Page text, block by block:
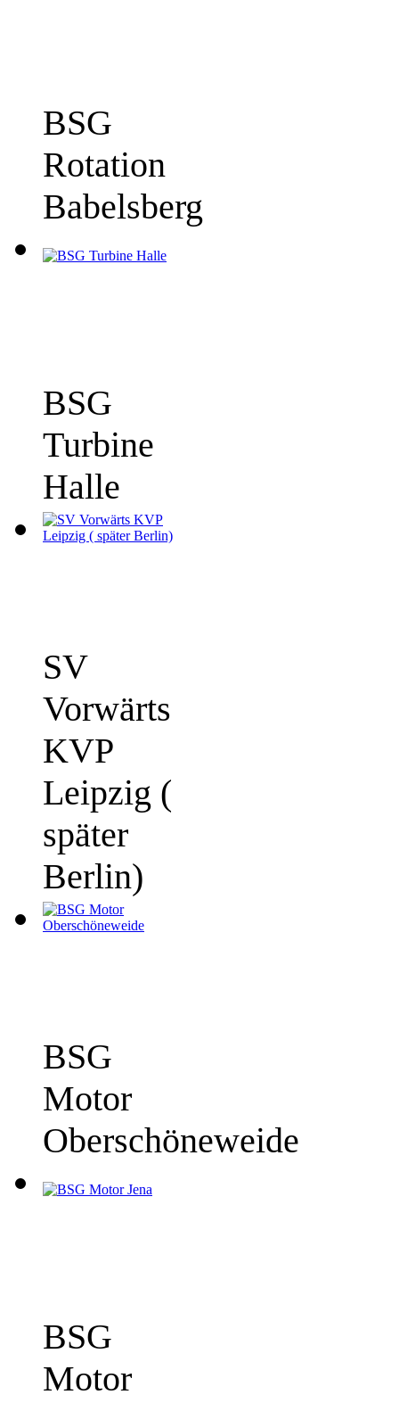
BSG
Rotation
Babelsberg
BSG
Turbine
Halle
SV
Vorwärts
KVP
Leipzig (
später
Berlin)
BSG
Motor
Oberschöneweide
BSG
Motor